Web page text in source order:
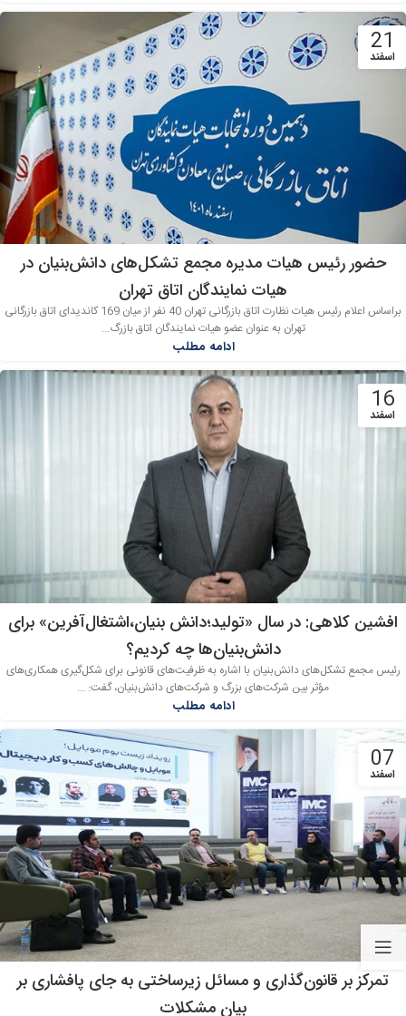
21
اسفند
حضور رئیس هیات مدیره مجمع تشکل‌های دانش‌بنیان در
هیات نمایندگان اتاق تهران
براساس اعلام رئیس هیات نظارت اتاق بازرگانی تهران 40 نفر از میان 169 کاندیدای اتاق بازرگانی
تهران به عنوان عضو هیات نمایندگان اتاق بازرگ...
ادامه مطلب
16
اسفند
افشین کلاهی: در سال «تولید؛دانش بنیان،اشتغال‌آفرین» برای
دانش‌بنیان‌ها چه کردیم؟
رئیس مجمع تشکل‌های دانش‌بنیان با اشاره به ظرفیت‌های قانونی برای شکل‌گیری همکاری‌های
مؤثر بین شرکت‌های بزرگ و شرکت‌های دانش‌بنیان، گفت: ...
ادامه مطلب
07
اسفند
تمرکز بر قانون‌گذاری و مسائل زیرساختی به جای پافشاری بر
بیان مشکلات